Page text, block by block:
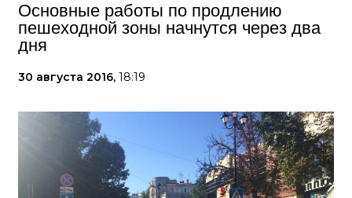
Основные работы по продлению
пешеходной зоны начнутся через два
дня
30 августа 2016, 18:19